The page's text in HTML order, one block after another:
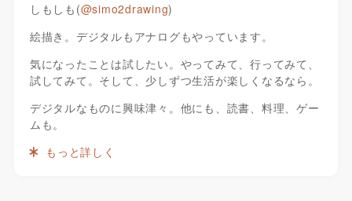
しもしも(@simo2drawing)
絵描き。デジタルもアナログもやっています。
気になったことは試したい。やってみて、行ってみて、
試してみて。そして、少しずつ生活が楽しくなるなら。
デジタルなものに興味津々。他にも、読書、料理、ゲー
ムも。
もっと詳しく